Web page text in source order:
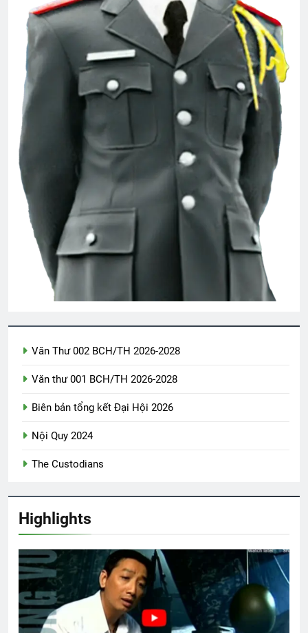
2 Years Ago
Thăm CSVSQ Trần Ngọc Lạc K30
2 Years Ago
Khóa 26 đã mất
3 Years Ago
TVBQGVN video collections
3 Years Ago
CSVSQ Nguyễn Hoài Cát K17
CON BIẾT NGÀI YÊU CON
3 Years Ago
Nam Việt Nam 1967
3 Years Ago
Ủy viên Xã Hội chúc Giáng Sinh & năm
mới
Văn Thư 002 BCH/TH 2026-2028
Văn thư 001 BCH/TH 2026-2028
Biên bản tổng kết Đại Hội 2026
Nội Quy 2024
The Custodians
Highlights